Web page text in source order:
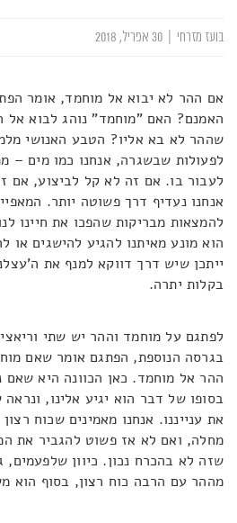
בועז מזרחי
אם ההר לא יבוא אל מוחמד, אומר
האמנם? האם "מוחמד" נוהג לבוא
שההר לא בא אליו? הטבע האנושי
לפעולות שבשגרה, אנחנו כמו מים –
לעבור בו. אם זה לא קל לביצוע, אם
אנחנו נעדיף דרך פשוטה יותר.
להמצאות מבריקות שהפכו את חיינו
הוא מונע מאיתנו להגיע להישגים או
ייתכן שיש דרך דווקא למנף את
בקלות יתרה.
לפתגם על מוחמד וההר יש שתי
בגרסה הנוספת, הפתגם אומר שאם
ההר אל מוחמד. כאן הכוונה היא שאם
בסופו של דבר הוא יגיע אלינו,
את ענייננו. אנחנו מאמינים שכוח
מחלה, ואם לא אז פשוט להגביר את
שזה לא בהכרח נכון. כיוון
מההר עם הרבה כוח רצון, בסוף הוא